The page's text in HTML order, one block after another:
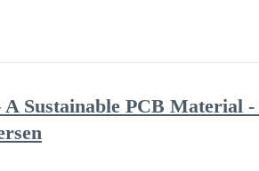
Sustainable PCB Material